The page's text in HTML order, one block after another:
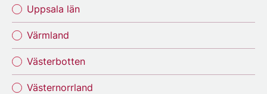
Uppsala län
Värmland
Västerbotten
Västernorrland